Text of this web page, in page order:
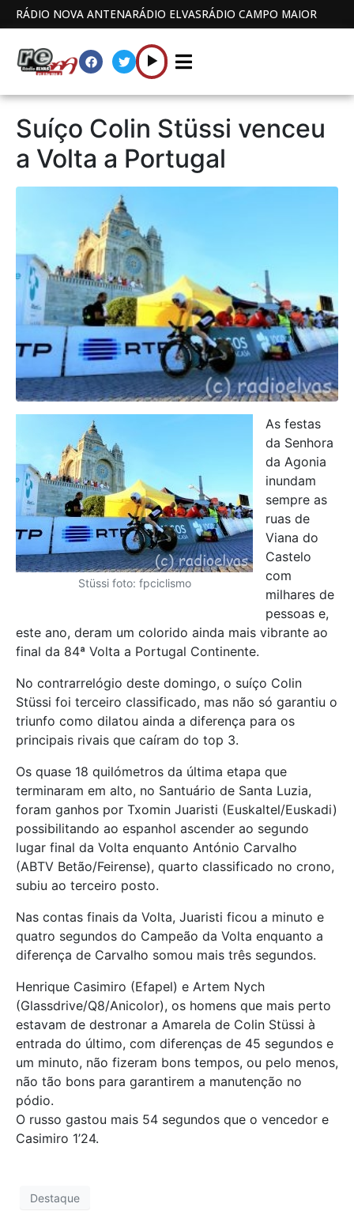
RÁDIO NOVA ANTENARÁDIO ELVASRÁDIO CAMPO MAIOR
Suíço Colin Stüssi venceu
a Volta a Portugal
Stüssi foto: fpciclismo
As festas
da Senhora
da Agonia
inundam
sempre as
ruas de
Viana do
Castelo
com
milhares de
pessoas e,
este ano, deram um colorido ainda mais vibrante ao
final da 84ª Volta a Portugal Continente.
No contrarrelógio deste domingo, o suíço Colin
Stüssi foi terceiro classificado, mas não só garantiu o
triunfo como dilatou ainda a diferença para os
principais rivais que caíram do top 3.
Os quase 18 quilómetros da última etapa que
terminaram em alto, no Santuário de Santa Luzia,
foram ganhos por Txomin Juaristi (Euskaltel/Euskadi)
possibilitando ao espanhol ascender ao segundo
lugar final da Volta enquanto António Carvalho
(ABTV Betão/Feirense), quarto classificado no crono,
subiu ao terceiro posto.
Nas contas finais da Volta, Juaristi ficou a minuto e
quatro segundos do Campeão da Volta enquanto a
diferença de Carvalho somou mais três segundos.
Henrique Casimiro (Efapel) e Artem Nych
(Glassdrive/Q8/Anicolor), os homens que mais perto
estavam de destronar a Amarela de Colin Stüssi à
entrada do último, com diferenças de 45 segundos e
um minuto, não fizeram bons tempos, ou pelo menos,
não tão bons para garantirem a manutenção no
pódio.
O russo gastou mais 54 segundos que o vencedor e
Casimiro 1’24.
Destaque